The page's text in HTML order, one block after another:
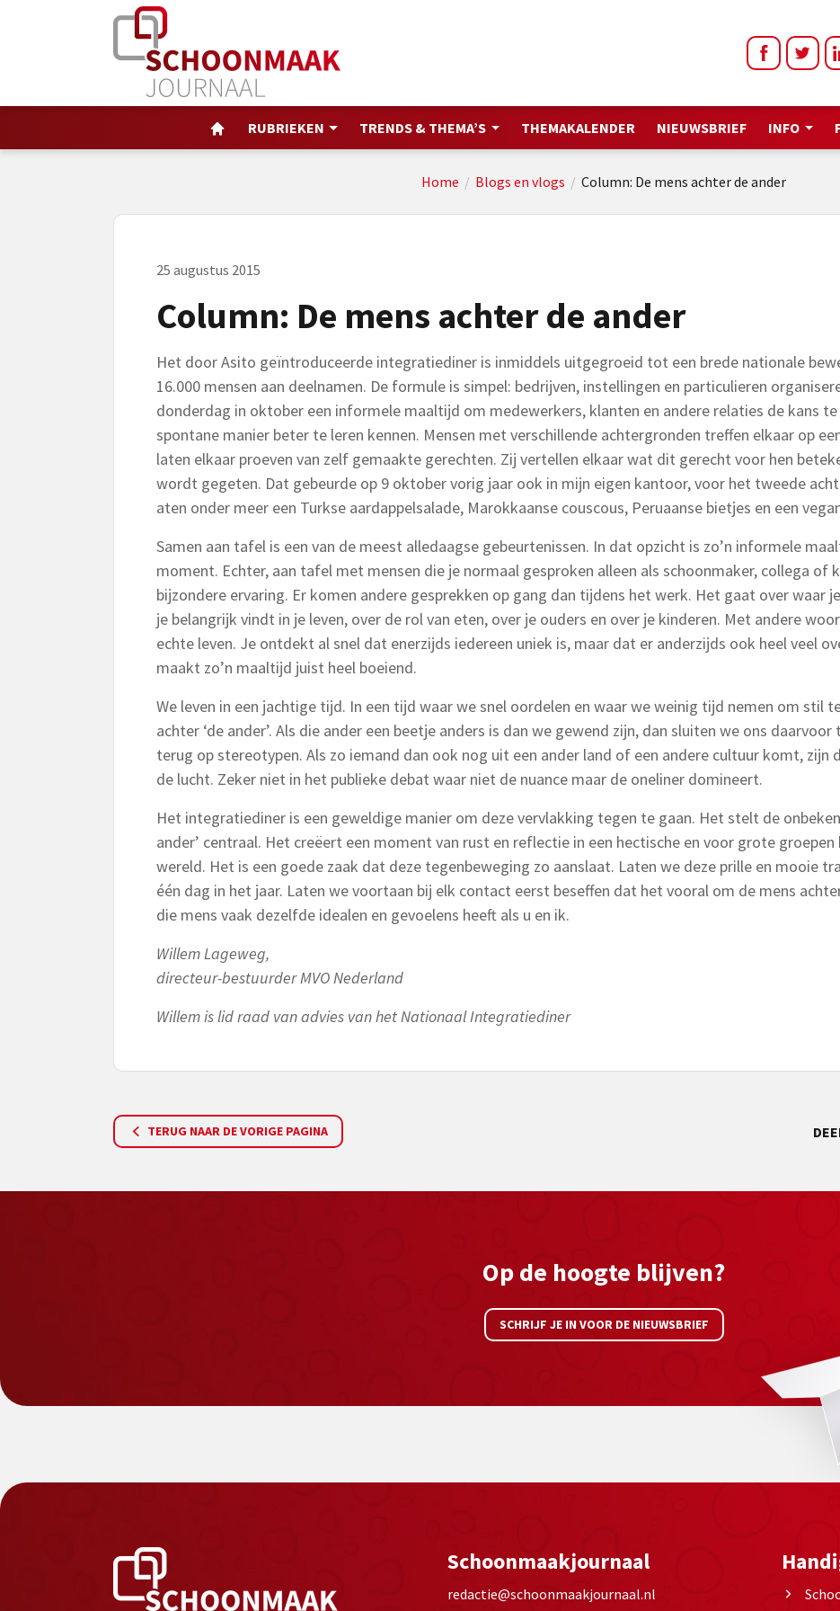
RUBRIEKEN TRENDS & THEMA’S THEMAKALENDER NIEUWSBRIEF INFO
Home / Blogs en vlogs / Column: De mens achter de ander
25 augustus 2015
Column: De mens achter de ander
Het door Asito geïntroduceerde integratiediner is inmiddels uitgegroeid tot een brede nationale
16.000 mensen aan deelnamen. De formule is simpel: bedrijven, instellingen en particulieren
donderdag in oktober een informele maaltijd om medewerkers, klanten en andere relaties de kans te
spontane manier beter te leren kennen. Mensen met verschillende achtergronden treffen elkaar op
laten elkaar proeven van zelf gemaakte gerechten. Zij vertellen elkaar wat dit gerecht voor hen
wordt gegeten. Dat gebeurde op 9 oktober vorig jaar ook in mijn eigen kantoor, voor het tweede
aten onder meer een Turkse aardappelsalade, Marokkaanse couscous, Peruaanse bietjes en een
Samen aan tafel is een van de meest alledaagse gebeurtenissen. In dat opzicht is zo’n informele
moment. Echter, aan tafel met mensen die je normaal gesproken alleen als schoonmaker, collega of
bijzondere ervaring. Er komen andere gesprekken op gang dan tijdens het werk. Het gaat over waar
je belangrijk vindt in je leven, over de rol van eten, over je ouders en over je kinderen. Met andere
echte leven. Je ontdekt al snel dat enerzijds iedereen uniek is, maar dat er anderzijds ook heel veel
maakt zo’n maaltijd juist heel boeiend.
We leven in een jachtige tijd. In een tijd waar we snel oordelen en waar we weinig tijd nemen om stil
achter ‘de ander’. Als die ander een beetje anders is dan we gewend zijn, dan sluiten we ons
terug op stereotypen. Als zo iemand dan ook nog uit een ander land of een andere cultuur komt, zijn
de lucht. Zeker niet in het publieke debat waar niet de nuance maar de oneliner domineert.
Het integratiediner is een geweldige manier om deze vervlakking tegen te gaan. Het stelt de
ander’ centraal. Het creëert een moment van rust en reflectie in een hectische en voor grote
wereld. Het is een goede zaak dat deze tegenbeweging zo aanslaat. Laten we deze prille en mooie
één dag in het jaar. Laten we voortaan bij elk contact eerst beseffen dat het vooral om de mens
die mens vaak dezelfde idealen en gevoelens heeft als u en ik.
Willem Lageweg,
directeur-bestuurder MVO Nederland
Willem is lid raad van advies van het Nationaal Integratiediner
TERUG NAAR DE VORIGE PAGINA
Op de hoogte blijven?
SCHRIJF JE IN VOOR DE NIEUWSBRIEF
Schoonmaakjournaal
redactie@schoonmaakjournaal.nl